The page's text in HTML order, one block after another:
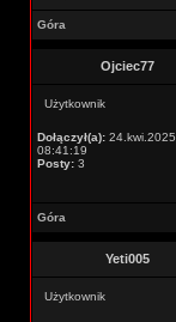
Góra
Ojciec77
Użytkownik
Dołączył(a): 24.kwi.2025
08:41:19
Posty: 3
Góra
Yeti005
Użytkownik